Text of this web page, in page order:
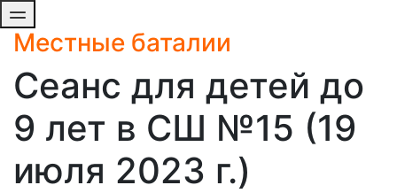
Местные баталии
Сеанс для детей до
9 лет в СШ №15 (19
июля 2023 г.)